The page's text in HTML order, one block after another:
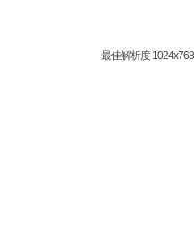
最佳解析度